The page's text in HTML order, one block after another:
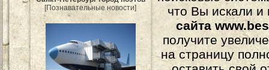
[Познавательные новости]
что Вы искали и
сайта
получите
на страницу